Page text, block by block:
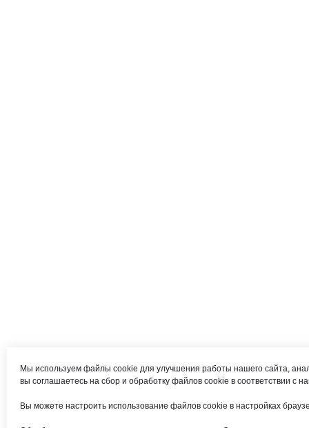
Мы используем файлы cookie для улучшения работы нашего сайта,
вы соглашаетесь на сбор и обработку файлов cookie в соответствии с
Вы можете настроить использование файлов cookie в настройках